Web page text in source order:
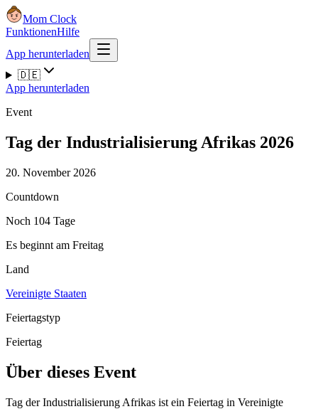
Mom Clock
FunktionenHilfe
App herunterladen
🇩🇪
App herunterladen
Event
Tag der Industrialisierung Afrikas 2026
20. November 2026
Countdown
Noch 104 Tage
Es beginnt am Freitag
Land
Vereinigte Staaten
Feiertagstyp
Feiertag
Über dieses Event
Tag der Industrialisierung Afrikas ist ein Feiertag in Vereinigte